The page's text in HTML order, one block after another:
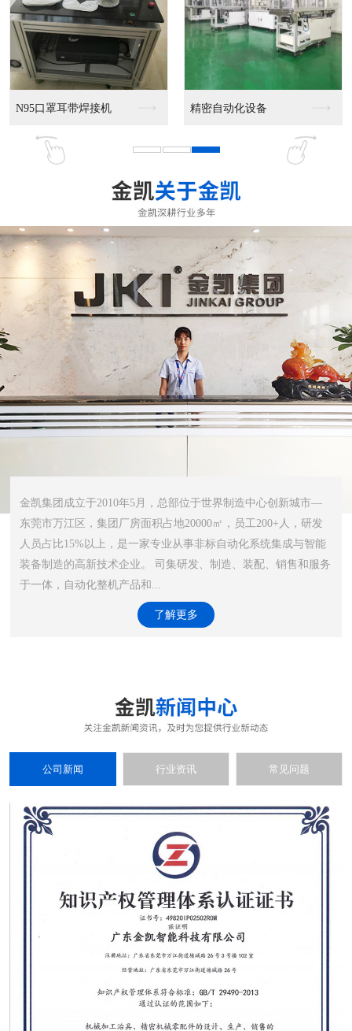
N95口罩耳带焊接机 精密自动化设备
金凯集团成立于2010年5月，总部位于世界制造中心创新城市—
东莞市万江区，集团厂房面积占地20000㎡，员工200+人，研发
人员占比15%以上，是一家专业从事非标自动化系统集成与智能
装备制造的高新技术企业。 司集研发、制造、装配、销售和服务
于一体，自动化整机产品和...
了解更多
公司新闻 行业资讯 常见问题